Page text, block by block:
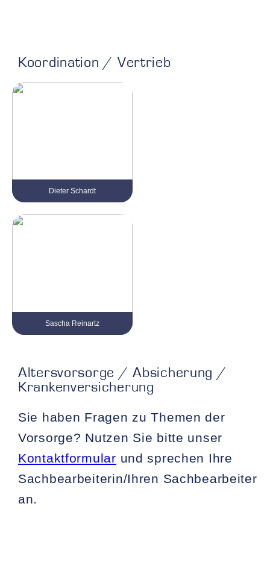
Koordination / Vertrieb
Dieter Schardt
dieter.schardt@kvv-gruppe.com
Sascha Reinartz
Altersvorsorge / Absicherung /
Krankenversicherung
Sie haben Fragen zu Themen der
Vorsorge? Nutzen Sie bitte unser
Kontaktformular und sprechen Ihre
Sachbearbeiterin/Ihren Sachbearbeiter
an.